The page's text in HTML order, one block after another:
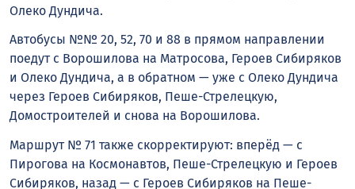
Олеко Дундича.
Автобусы №№ 20, 52, 70 и 88 в прямом направлении
поедут с Ворошилова на Матросова, Героев Сибиряков
и Олеко Дундича, а в обратном — уже с Олеко Дундича
через Героев Сибиряков, Пеше-Стрелецкую,
Домостроителей и снова на Ворошилова.
Маршрут № 71 также скорректируют: вперёд — с
Пирогова на Космонавтов, Пеше-Стрелецкую и Героев
Сибиряков, назад — с Героев Сибиряков на Пеше-